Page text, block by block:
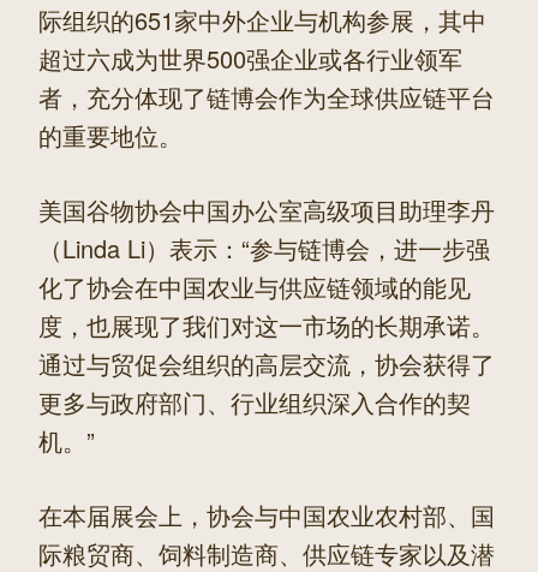
际组织的651家中外企业与机构参展，其中
超过六成为世界500强企业或各行业领军
者，充分体现了链博会作为全球供应链平台
的重要地位。
美国谷物协会中国办公室高级项目助理李丹
（Linda Li）表示：“参与链博会，进一步强
化了协会在中国农业与供应链领域的能见
度，也展现了我们对这一市场的长期承诺。
通过与贸促会组织的高层交流，协会获得了
更多与政府部门、行业组织深入合作的契
机。”
在本届展会上，协会与中国农业农村部、国
际粮贸商、饲料制造商、供应链专家以及潜